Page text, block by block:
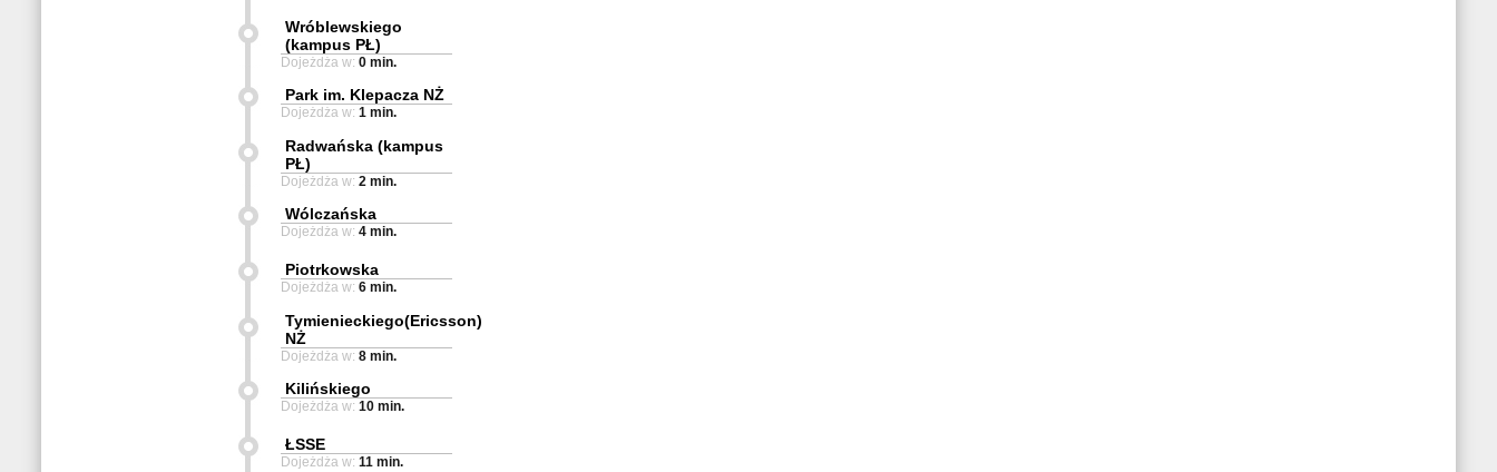
Wróblewskiego
(kampus PŁ)
Dojeżdża w: 0 min.
Park im. Klepacza NŻ
Dojeżdża w: 1 min.
Radwańska (kampus
PŁ)
Dojeżdża w: 2 min.
Wólczańska
Dojeżdża w: 4 min.
Piotrkowska
Dojeżdża w: 6 min.
Tymienieckiego(Ericsson)
NŻ
Dojeżdża w: 8 min.
Kilińskiego
Dojeżdża w: 10 min.
ŁSSE
Dojeżdża w: 11 min.